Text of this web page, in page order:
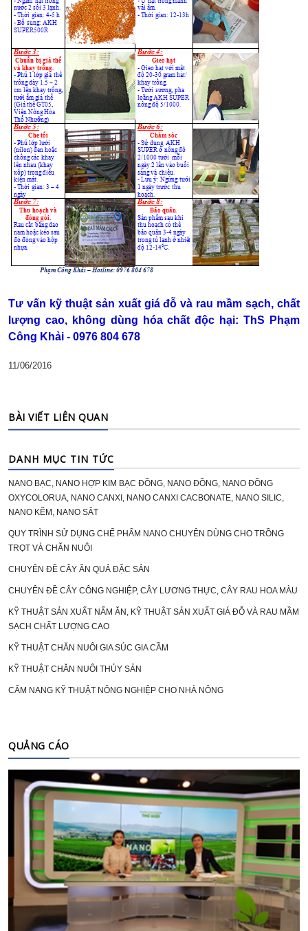
Tư vấn kỹ thuật sản xuất giá đỗ và rau mầm sạch, chất
lượng cao, không dùng hóa chất độc hại:ThS Phạm
Công Khải - 0976 804 678
11/06/2016
BÀI VIẾT LIÊN QUAN
DANH MỤC TIN TỨC
NANO BẠC, NANO HỢP KIM BẠC ĐỒNG, NANO ĐỒNG, NANO ĐỒNG
OXYCOLORUA, NANO CANXI, NANO CANXI CACBONATE, NANO SILIC,
NANO KẼM, NANO SẮT
QUY TRÌNH SỬ DỤNG CHẾ PHẨM NANO CHUYÊN DÙNG CHO TRỒNG
TRỌT VÀ CHĂN NUÔI
CHUYÊN ĐỀ CÂY ĂN QUẢ ĐẶC SẢN
CHUYÊN ĐỀ CÂY CÔNG NGHIỆP, CÂY LƯƠNG THỰC, CÂY RAU HOA MÀU
KỸ THUẬT SẢN XUẤT NẤM ĂN, KỸ THUẬT SẢN XUẤT GIÁ ĐỖ VÀ RAU MẦM
SẠCH CHẤT LƯỢNG CAO
KỸ THUẬT CHĂN NUÔI GIA SÚC GIA CẦM
KỸ THUẬT CHĂN NUÔI THỦY SẢN
CẨM NANG KỸ THUẬT NÔNG NGHIỆP CHO NHÀ NÔNG
QUẢNG CÁO